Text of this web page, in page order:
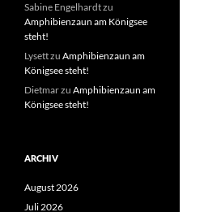
Sabine Engelhardtzu
Amphibienzaun am Königsee
steht!
Lysettzu Amphibienzaun am
Königsee steht!
Dietmarzu Amphibienzaun am
Königsee steht!
ARCHIV
August 2026
Juli 2026